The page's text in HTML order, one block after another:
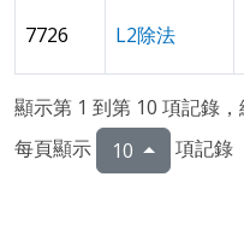
7726 L2除法
顯示第 1 到第 10 項記錄
每頁顯示
10 項記錄